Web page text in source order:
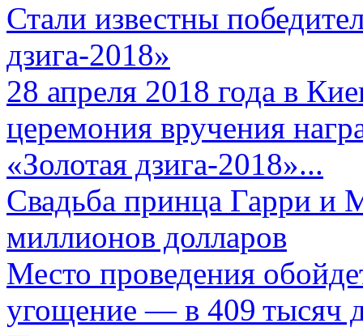
Стали известны
дзига-2018»
28 апреля 2018 года в
церемония вручения
«Золотая дзига-2018»...
Свадьба принца Гарри и
миллионов долларов
Место проведения
угощение — в 409 тысяч